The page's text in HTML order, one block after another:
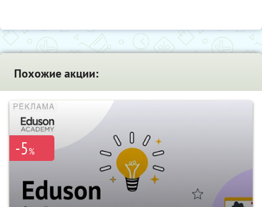
Похожие акции:
-5%